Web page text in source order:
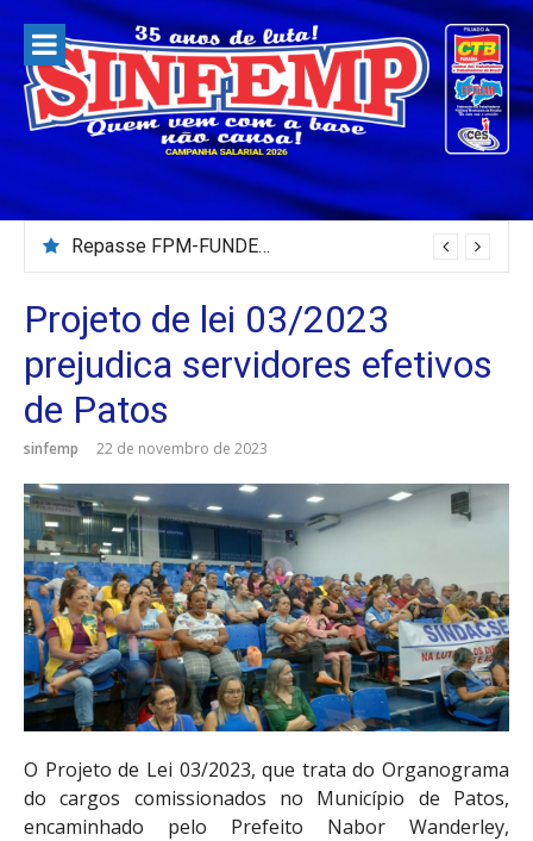
para
conteúdo
Repasse FPM-FUNDEB – Julho/2026
Projeto de lei 03/2023
prejudica servidores efetivos
de Patos
sinfemp 22 de novembro de 2023
O Projeto de Lei 03/2023, que trata do Organograma
do cargos comissionados no Município de Patos,
encaminhado pelo Prefeito Nabor Wanderley,